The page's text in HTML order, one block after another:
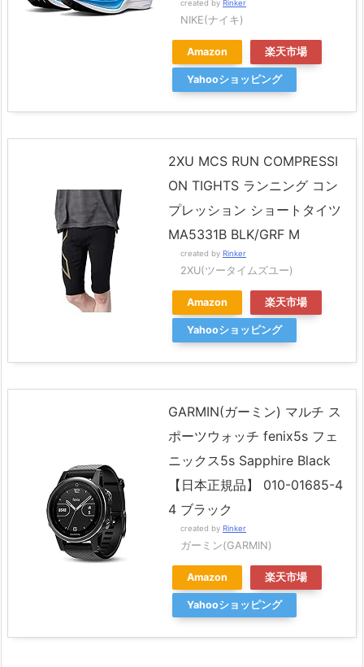
created by Rinker
NIKE(ナイキ)
Amazon 楽天市場
Yahooショッピング
2XU MCS RUN COMPRESSI
ON TIGHTS ランニング コン
プレッション ショートタイツ
MA5331B BLK/GRF M
created by Rinker
2XU(ツータイムズユー)
Amazon 楽天市場
Yahooショッピング
GARMIN(ガーミン) マルチ ス
ポーツウォッチ fenix5s フェ
ニックス5s Sapphire Black
【日本正規品】 010-01685-4
4 ブラック
created by Rinker
ガーミン(GARMIN)
Amazon 楽天市場
Yahooショッピング